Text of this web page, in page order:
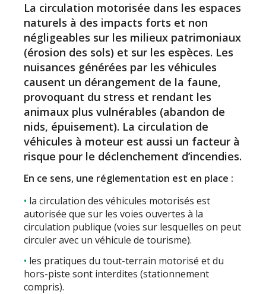
La circulation motorisée dans les espaces
naturels à des impacts forts et non
négligeables sur les milieux patrimoniaux
(érosion des sols) et sur les espèces. Les
nuisances générées par les véhicules
causent un dérangement de la faune,
provoquant du stress et rendant les
animaux plus vulnérables (abandon de
nids, épuisement). La circulation de
véhicules à moteur est aussi un facteur à
risque pour le déclenchement d’incendies.
En ce sens, une réglementation est en place :
la circulation des véhicules motorisés est
autorisée que sur les voies ouvertes à la
circulation publique (voies sur lesquelles on peut
circuler avec un véhicule de tourisme).
les pratiques du tout-terrain motorisé et du
hors-piste sont interdites (stationnement
compris).